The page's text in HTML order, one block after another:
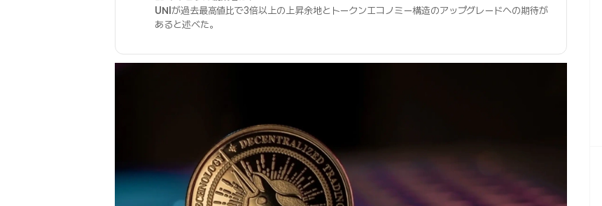
UNI が過去最高値比で3倍以上の上昇余地とトークンエコノミー構造のアップグレードへの期待が
あると述べた。